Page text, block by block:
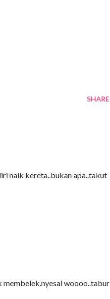
SHARE
naik kereta..bukan apa..takut
membelek.nyesal woooo..tabur